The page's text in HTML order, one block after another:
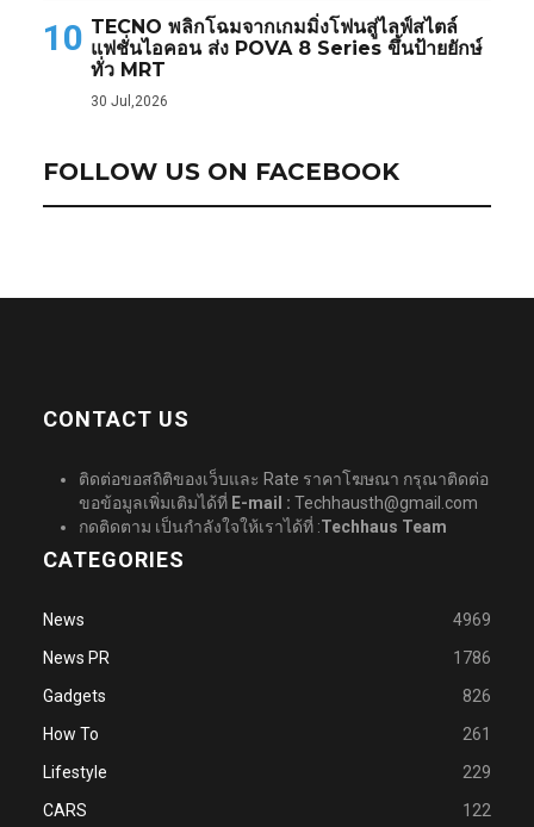
10 TECNO พลิกโฉมจากเกมมิ่งโฟนสู่ไลฟ์สไตล์
แฟชั่นไอคอน ส่ง POVA 8 Series ขึ้นป้ายยักษ์
ทั่ว MRT
30 Jul,2026
FOLLOW US ON FACEBOOK
CONTACT US
ติดต่อขอสถิติของเว็บและ Rate ราคาโฆษณา กรุณาติดต่อ
ขอข้อมูลเพิ่มเติมได้ที่ E-mail : Techhausth@gmail.com
กดติดตาม เป็นกำลังใจให้เราได้ที่ :Techhaus Team
CATEGORIES
News
4969
News PR
1786
Gadgets
826
How To
261
Lifestyle
229
CARS
122